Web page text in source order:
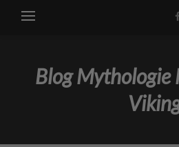
Blog Mythologie